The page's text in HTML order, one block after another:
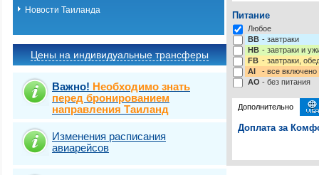
Новости Таиланда
Цены на индивидуальные трансферы
Важно! Необходимо знать
перед бронированием
направления Таиланд
Изменения расписания
авиарейсов
Питание
Любое
BB - завтраки
HB - завтраки и
FB - завтраки,
AI
- все включено
AO - без питания
Дополнительно
Доплата за